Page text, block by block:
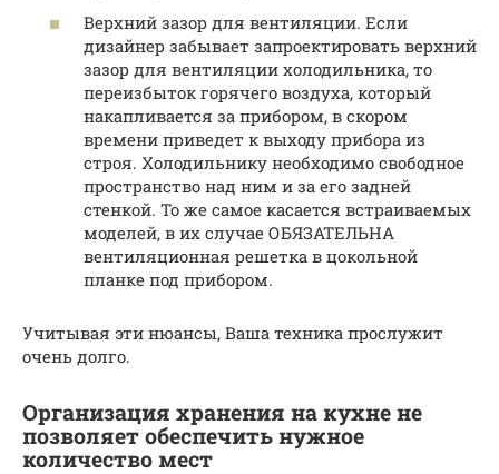
Верхний зазор для вентиляции. Если
дизайнер забывает запроектировать верхний
зазор для вентиляции холодильника, то
переизбыток горячего воздуха, который
накапливается за прибором, в скором
времени приведет к выходу прибора из
строя. Холодильнику необходимо свободное
пространство над ним и за его задней
стенкой. То же самое касается встраиваемых
моделей, в их случае ОБЯЗАТЕЛЬНА
вентиляционная решетка в цокольной
планке под прибором.
Учитывая эти нюансы, Ваша техника прослужит
очень долго.
Организация хранения на кухне не
позволяет обеспечить нужное
количество мест